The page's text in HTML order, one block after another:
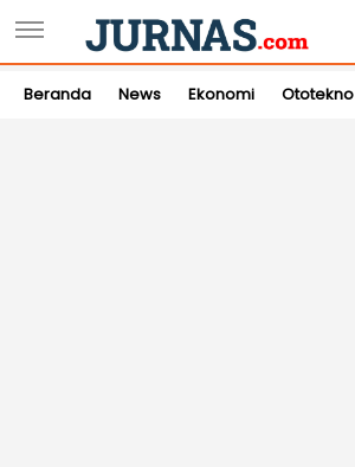
Beranda News Ekonomi Ototekno